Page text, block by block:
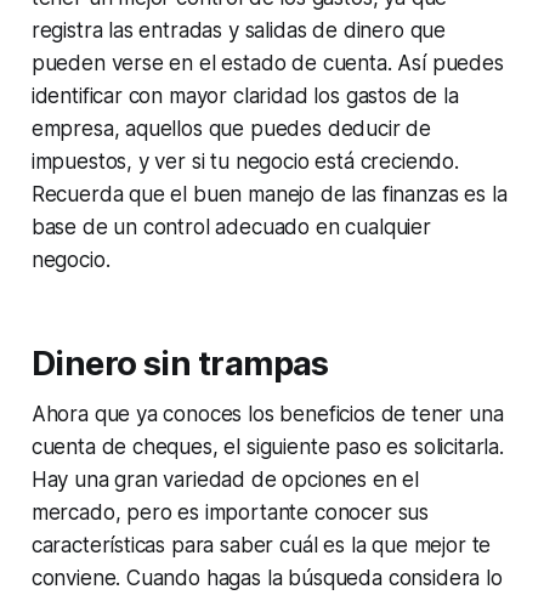
registra las entradas y salidas de dinero que
pueden verse en el estado de cuenta. Así puedes
identificar con mayor claridad los gastos de la
empresa, aquellos que puedes deducir de
impuestos, y ver si tu negocio está creciendo.
Recuerda que el buen manejo de las finanzas es la
base de un control adecuado en cualquier
negocio.
Dinero sin trampas
Ahora que ya conoces los beneficios de tener una
cuenta de cheques, el siguiente paso es solicitarla.
Hay una gran variedad de opciones en el
mercado, pero es importante conocer sus
características para saber cuál es la que mejor te
conviene. Cuando hagas la búsqueda considera lo